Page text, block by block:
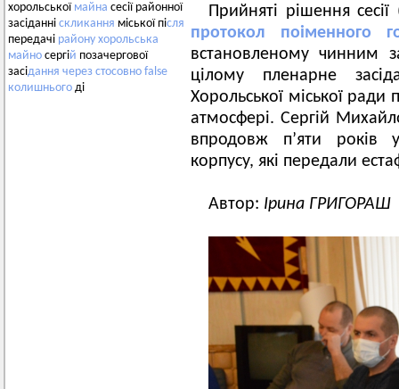
хорольської майна сесії районної
засіданні скликання міської після
передачі району хорольська
майно сергій позачергової
засідання через стосовно false
колишнього ді
Прийняті рішення
протокол поіменного
встановленому чинним
цілому пленарне
Хорольської міської ради
атмосфері. Сергій
впродовж п’яти років
корпусу, які передали
Автор: Ірина ГРИГОРАШ